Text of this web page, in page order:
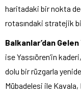
haritadaki bir nokta
rotasındaki stratejik
Balkanlar’dan Gelen
ise Yassıören’in
dolu bir rüzgarla
Mübadelesi ile Kavala,